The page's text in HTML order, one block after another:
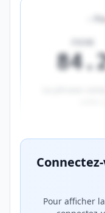
Pour afficher